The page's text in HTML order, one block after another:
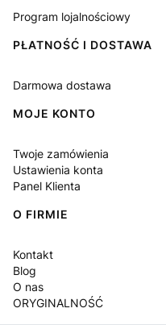
Program lojalnościowy
PŁATNOŚĆ I DOSTAWA
Darmowa dostawa
MOJE KONTO
Twoje zamówienia
Ustawienia konta
Panel Klienta
O FIRMIE
Kontakt
Blog
O nas
ORYGINALNOŚĆ